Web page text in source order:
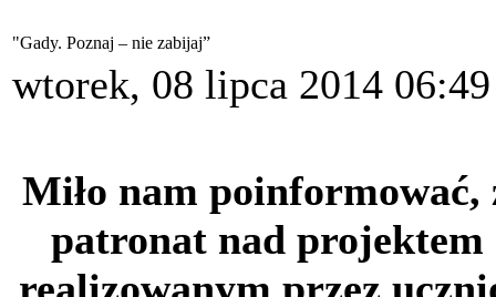
"Gady. Poznaj – nie zabijaj”
wtorek, 08 lipca 2014 06:49
Miło nam poinformować,
patronat nad projektem